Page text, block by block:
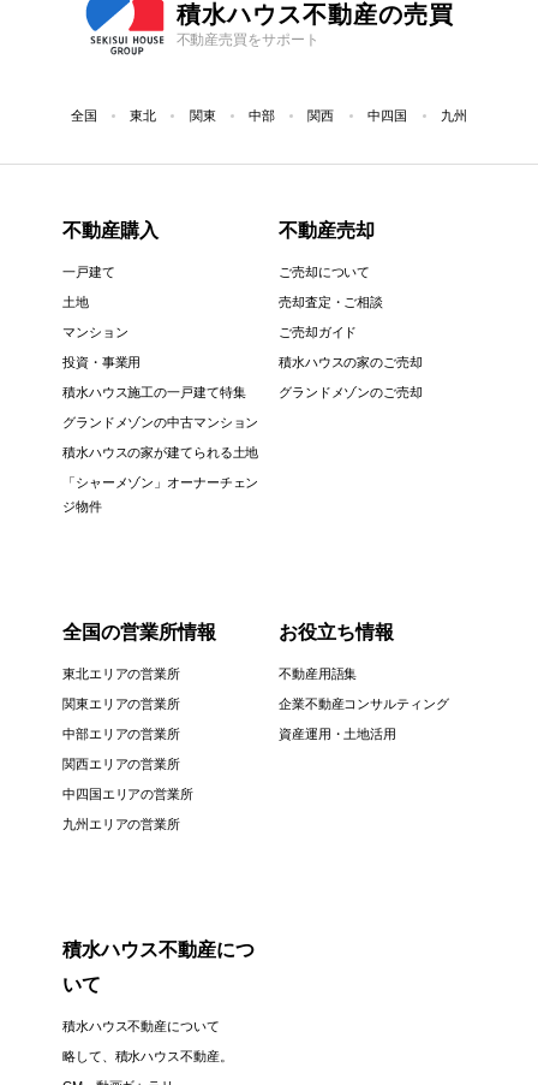
積水ハウス不動産の売買
不動産売買をサポート
全国 東北 関東 中部 関西 中四国 九州
不動産購入
一戸建て
土地
マンション
投資・事業用
積水ハウス施工の一戸建て特集
グランドメゾンの中古マンション
積水ハウスの家が建てられる土地
「シャーメゾン」オーナーチェン
ジ物件
不動産売却
ご売却について
売却査定・ご相談
ご売却ガイド
積水ハウスの家のご売却
グランドメゾンのご売却
全国の営業所情報
東北エリアの営業所
関東エリアの営業所
中部エリアの営業所
関西エリアの営業所
中四国エリアの営業所
九州エリアの営業所
お役立ち情報
不動産用語集
企業不動産コンサルティング
資産運用・土地活用
積水ハウス不動産につ
いて
積水ハウス不動産について
略して、積水ハウス不動産。